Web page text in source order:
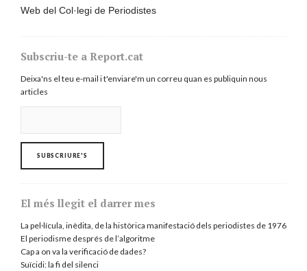
Web del Col·legi de Periodistes
Subscriu-te a Report.cat
Deixa'ns el teu e-mail i t'enviare'm un correu quan es publiquin nous
articles
El més llegit el darrer mes
La pel·lícula, inèdita, de la històrica manifestació dels periodistes de 1976
El periodisme després de l’algoritme
Cap a on va la verificació de dades?
Suïcidi: la fi del silenci